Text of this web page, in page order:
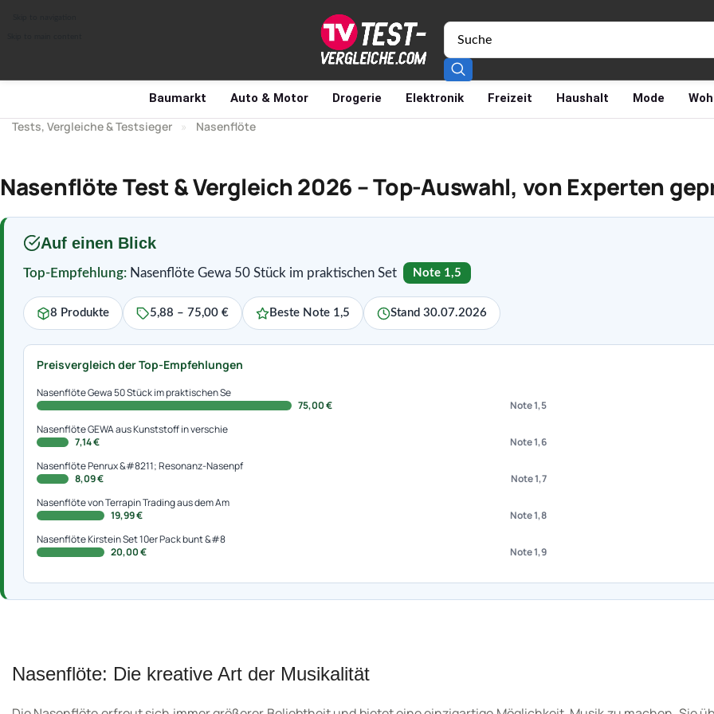
Baumarkt Auto & Motor Drogerie Elektronik Freizeit Haushalt Mode
Tests, Vergleiche & Testsieger » Nasenflöte
Nasenflöte Test & Vergleich 2026 – Top-Auswahl, von Experten
Auf einen Blick
Top-Empfehlung: Nasenflöte Gewa 50 Stück im praktischen Set Note 1,5
8 Produkte 5,88 – 75,00 € Beste Note 1,5 Stand 30.07.2026
Preisvergleich der Top-Empfehlungen
Nasenflöte Gewa 50 Stück im praktischen Se
75,00 €
Note 1,5
Nasenflöte GEWA aus Kunststoff in verschie
7,14 €
Note 1,6
Nasenflöte Penrux &#8211; Resonanz-Nasenpf
8,09 €
Note 1,7
Nasenflöte von Terrapin Trading aus dem Am
19,99 €
Note 1,8
Nasenflöte Kirstein Set 10er Pack bunt &#8
20,00 €
Note 1,9
Nasenflöte: Die kreative Art der Musikalität